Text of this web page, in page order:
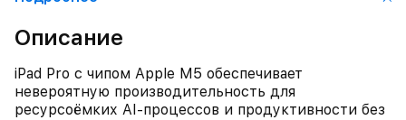
Описание
iPad Pro с чипом Apple M5 обеспечивает
невероятную производительность для
ресурсоёмких AI‑процессов и продуктивности без